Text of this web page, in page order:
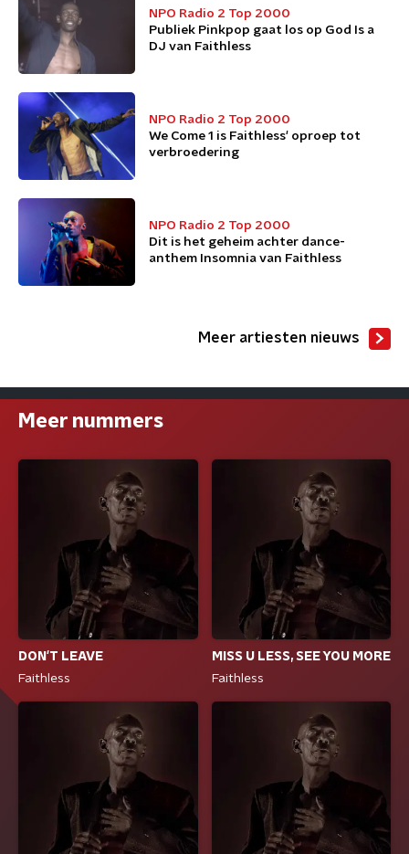
NPO Radio 2 Top 2000
Publiek Pinkpop gaat los op God Is a
DJ van Faithless
NPO Radio 2 Top 2000
We Come 1 is Faithless' oproep tot
verbroedering
NPO Radio 2 Top 2000
Dit is het geheim achter dance-
anthem Insomnia van Faithless
Meer artiesten nieuws
Meer nummers
DON'T LEAVE
Faithless
MISS U LESS, SEE YOU MORE
Faithless